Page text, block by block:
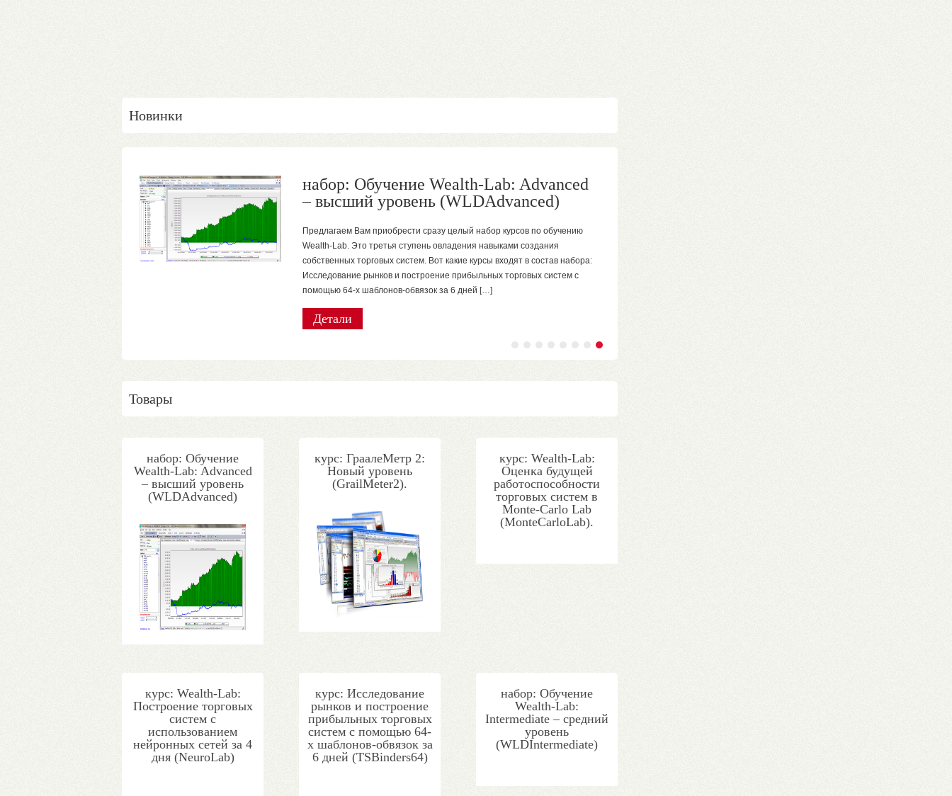
Новинки
набор: Обучение Wealth-Lab: Advanced
– высший уровень (WLDAdvanced)
Предлагаем Вам приобрести сразу целый набор курсов по обучению
Wealth-Lab. Это третья ступень овладения навыками создания
собственных торговых систем. Вот какие курсы входят в состав набора:
Исследование рынков и построение прибыльных торговых систем с
помощью 64-х шаблонов-обвязок за 6 дней […]
Детали
Детали
Детали
Детали
Товары
набор: Обучение
Wealth-Lab: Advanced
– высший уровень
(WLDAdvanced)
курс: ГраалеМетр 2:
Новый уровень
(GrailMeter2).
курс: Wealth-Lab:
Оценка будущей
работоспособности
торговых систем в
Monte-Carlo Lab
(MonteCarloLab).
курс: Wealth-Lab:
Построение торговых
систем с
использованием
нейронных сетей за 4
дня (NeuroLab)
курс: Исследование
рынков и построение
прибыльных торговых
систем с помощью 64-
х шаблонов-обвязок за
6 дней (TSBinders64)
набор: Обучение
Wealth-Lab:
Intermediate – средний
уровень
(WLDIntermediate)